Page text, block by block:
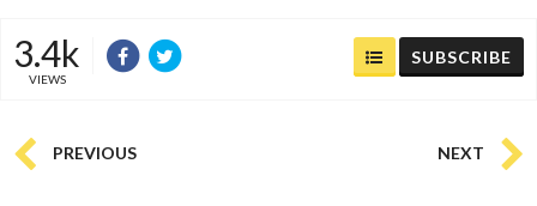
3.4k
VIEWS
SUBSCRIBE
PREVIOUS NEXT